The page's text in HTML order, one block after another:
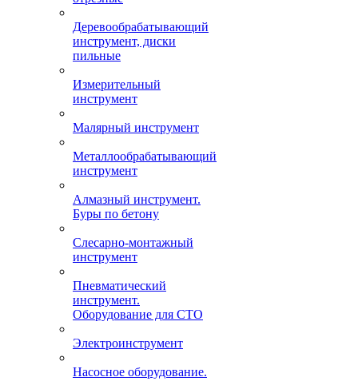
Деревообрабатывающий
инструмент, диски
пильные
Измерительный
инструмент
Малярный инструмент
Металлообрабатывающий
инструмент
Алмазный инструмент.
Буры по бетону
Слесарно-монтажный
инструмент
Пневматический
инструмент.
Оборудование для СТО
Электроинструмент
Насосное оборудование.